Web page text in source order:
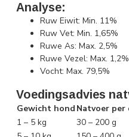
Analyse:
Ruw Eiwit: Min. 11%
Ruw Vet: Min. 1,65%
Ruwe As: Max. 2,5%
Ruwe Vezel: Max. 1,2%
Vocht: Max. 79,5%
Voedingsadvies
Gewicht hond Natvoer per
1 – 5 kg
30 – 200 g